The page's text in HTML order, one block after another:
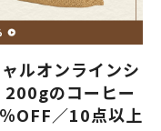
ルオンラインシ
のコーヒー
OFF／10点以上